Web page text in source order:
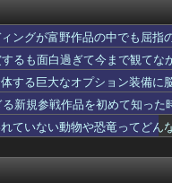
さぁ！世界を創った...
ね？
けど置く場所が…
に習得した技でトドメ...
振り返っても作風が読め...
ングが富野作品の中でも屈指
するも面白過ぎて今まで観て
する巨大なオプション装備に
新規参戦作品を初めて知った
ていない動物や恐竜ってどん